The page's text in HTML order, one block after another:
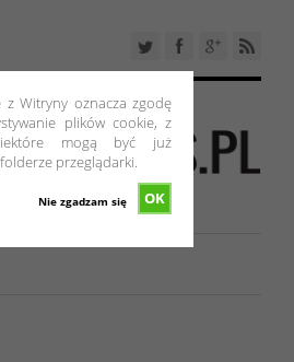
z Witryny oznacza zgodę
plików cookie, z
mogą być już
przeglądarki.
OK
Nie zgadzam się